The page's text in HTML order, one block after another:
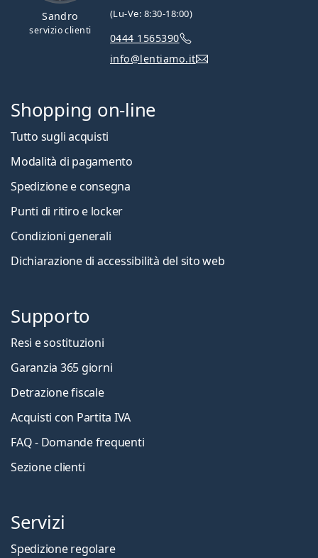
Sandro
servizio clienti
(Lu-Ve: 8:30-18:00)
0444 1565390
info@lentiamo.it
Shopping on-line
Tutto sugli acquisti
Modalità di pagamento
Spedizione e consegna
Punti di ritiro e locker
Condizioni generali
Dichiarazione di accessibilità del sito web
Supporto
Resi e sostituzioni
Garanzia 365 giorni
Detrazione fiscale
Acquisti con Partita IVA
FAQ - Domande frequenti
Sezione clienti
Servizi
Spedizione regolare